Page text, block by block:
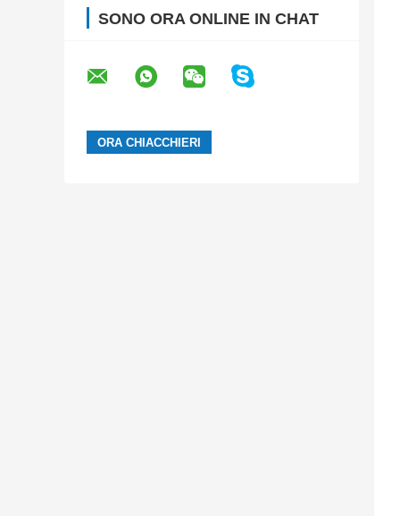
SONO ORA ONLINE IN CHAT